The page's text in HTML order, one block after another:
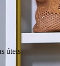
úteis